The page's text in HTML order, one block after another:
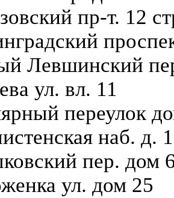
пр-т. 12
Левшинский
ул. вл. 11
переулок
наб. д.
пер. дом
ул. дом 25